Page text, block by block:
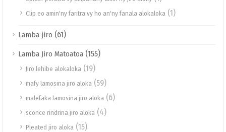
Clip eo amin'ny faritra vy ho an'ny fanala alokaloka (1)
Lamba jiro (61)
Lamba Jiro Matoatoa (155)
Jiro lehibe alokaloka (19)
mafy lamosina jiro aloka (59)
malefaka lamosina jiro aloka (6)
sconce rindrina jiro aloka (4)
Pleated jiro aloka (15)